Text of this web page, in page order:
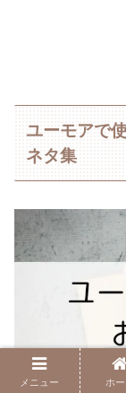
ユーモアで
ネタ集
メニュー ホ